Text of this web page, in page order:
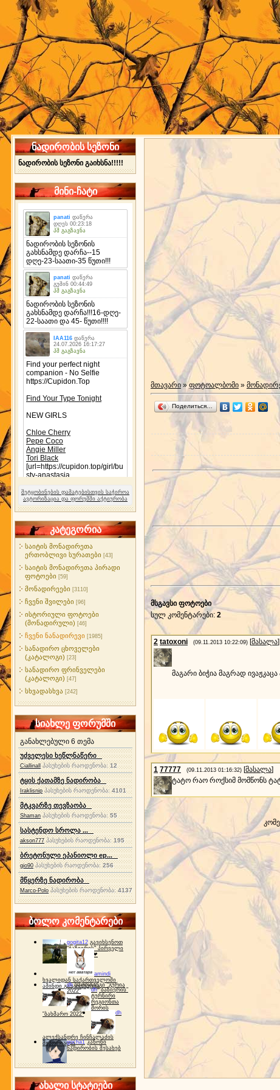
ნადირობის სეზონი
ნადირობის სეზონი გაიხსნა!!!!!
მინი-ჩატი
შეტყობინების დამატებისთვის საჭიროა
ავტორიზაცია და ფორუმში აქტიურობა
კატეგორია
საიტის მონადირეთა
ერთობლივი სურათები [43]
საიტის მონადირეთა პირადი
ფოტოები [59]
მონადირეები [3110]
ჩვენი შვილები [96]
ისტორიული ფოტოები
(მონადირული) [46]
ჩვენი ნანადირევი [1985]
სანადირო ცხოველები
(კატალოგი) [23]
სანადირო ფრინველები
(კატალოგი) [47]
სხვადასხვა [242]
სიახლე ფორუმში
განახლებული 6 თემა
უძველესი ხეწლნაწერი
Ciallinall პასუხების რაოდენობა:12
ტყის ქათამზე ნადირობა
Iraklisnip პასუხების რაოდენობა: 4101
მტკვარზე თევზაობა
Shaman პასუხების რაოდენობა:55
სასტენდო სროლა ...
akson777 პასუხების რაოდენობა:195
ბრეტონული ეპანიოლი ep...
gio90 პასუხების რაოდენობა:256
მწყერზე ნადირობა
Marco-Polo პასუხების რაოდენობა:4137
ბოლო კომენტარები
gogita12 გავიხსენოთ
"ბაზიერის" პირველი
ტურნირი ❤
amindi
ხვალიდან საქართველოში
ამინდი გაუარესდება
dh სპორტინგი "გურია
2022"
dh "ბაზიერის"
ტურნირი
რეგიონთა
შორის
"ბახმარო 2022"
dh
ალექსანდრე ჩინჩალაძის
მემორიალიgocha1 კანონი
ნადირობის შესახებ
ახალი სტატიები
მთავარი » ფოტოალბომი »
Поделиться…
მსგავსი ფოტოები
სულ კომენტარები: 2
2 tatoxoni (09.11.2013 10:22:09) [მასალა]
მაგარი ბიჭია მაგრად
1 77777 (09.11.2013 01:16:32) [მასალა]
ტატო რაო როქსიმ მომწონს